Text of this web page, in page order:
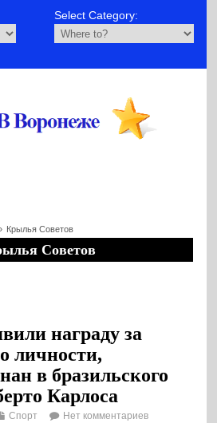
Select Category:
Крылья Советов
Советов
награду за
личности,
в бразильского
Карлоса
Спорт Нет комментариев